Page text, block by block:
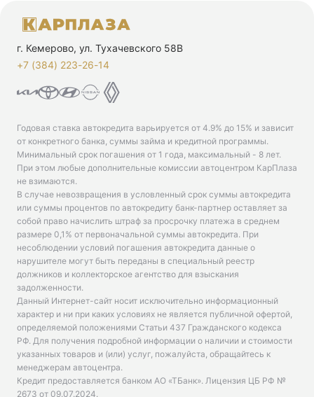
г. Кемерово, ул. Тухачевского 58В
+7 (384) 223-26-14‬
Годовая ставка автокредита варьируется от 4.9% до 15% и зависит
от конкретного банка, суммы займа и кредитной программы.
Минимальный срок погашения от 1 года, максимальный - 8 лет.
При этом любые дополнительные комиссии автоцентром КарПлаза
не взимаются.
В случае невозвращения в условленный срок суммы автокредита
или суммы процентов по автокредиту банк-партнер оставляет за
собой право начислить штраф за просрочку платежа в среднем
размере 0,1% от первоначальной суммы автокредита. При
несоблюдении условий погашения автокредита данные о
нарушителе могут быть переданы в специальный реестр
должников и коллекторское агентство для взыскания
задолженности.
Данный Интернет-сайт носит исключительно информационный
характер и ни при каких условиях не является публичной офертой,
определяемой положениями Статьи 437 Гражданского кодекса
РФ. Для получения подробной информации о наличии и стоимости
указанных товаров и (или) услуг, пожалуйста, обращайтесь к
менеджерам автоцентра.
Кредит предоставляется банком АО «ТБанк». Лицензия ЦБ РФ №
2673 от 09.07.2024.